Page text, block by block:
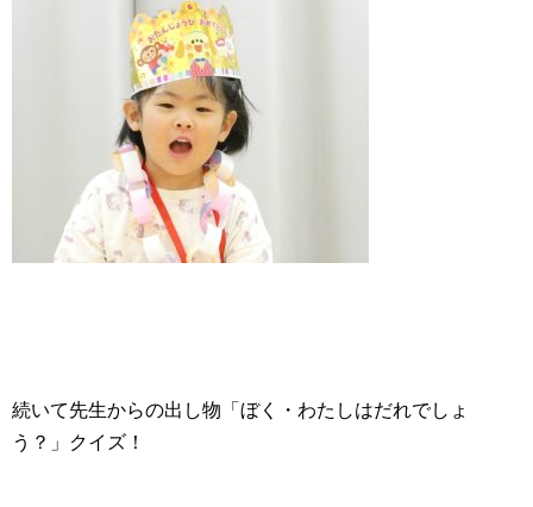
続いて先生からの出し物「ぼく・わたしはだれでしょ
う？」クイズ！